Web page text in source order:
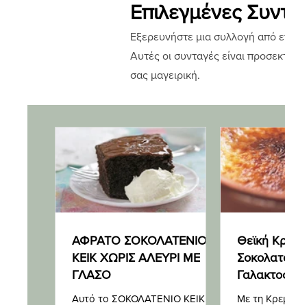
Επιλεγμένες
Εξερευνήστε μια συλλογή από
Αυτές οι συνταγές είναι
σας μαγειρική.
ΑΦΡΑΤΟ ΣΟΚΟΛΑΤΕΝΙΟ
ΚΕΙΚ ΧΩΡΙΣ ΑΛΕΥΡΙ ΜΕ
ΓΛΑΣΟ
Αυτό το ΣΟΚΟΛΑΤΕΝΙΟ ΚΕΙΚ
Θεϊκή
Με τη